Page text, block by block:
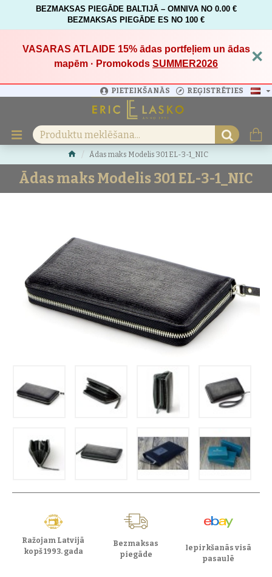
BEZMAKSAS PIEGĀDE BALTIJĀ – OMNIVA NO 0.00 €
BEZMAKSAS PIEGĀDE ES NO 100 €
VASARAS ATLAIDE 15%ādas portfeļiem un ādas
mapēm · Promokods SUMMER2026 ×
PIETEIKŠANĀS REĢISTRĒTIES
Ādas maks Modelis 301 EL-3-1_NIC
Ādas maks Modelis 301 EL-3-1_NIC
Ražojam Latvijā
kopš 1993. gada
Bezmaksas
piegāde
Iepirkšanās visā
pasaulē